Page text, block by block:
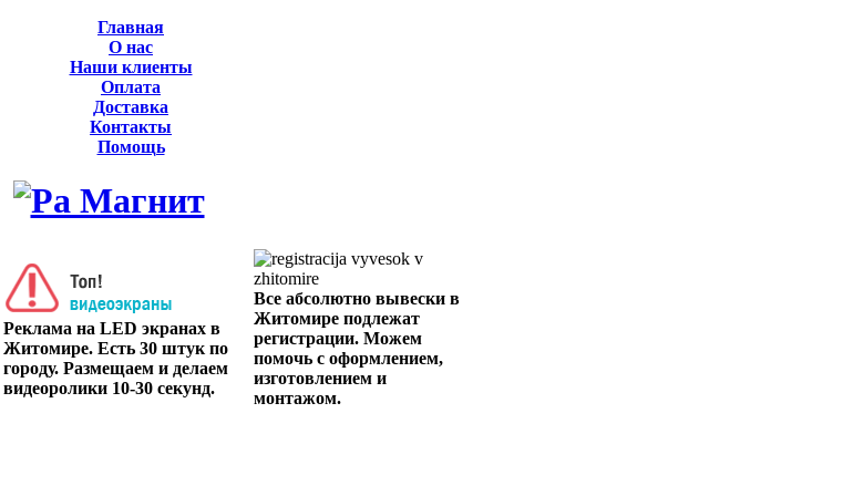
Главная
О нас
Наши клиенты
Оплата
Доставка
Контакты
Помощь
Реклама на LED экранах в
Житомире. Есть 30 штук по
городу. Размещаем и делаем
видеоролики 10-30 секунд.
Все абсолютно вывески в
Житомире подлежат
регистрации. Можем
помочь с оформлением,
изготовлением и
монтажом.